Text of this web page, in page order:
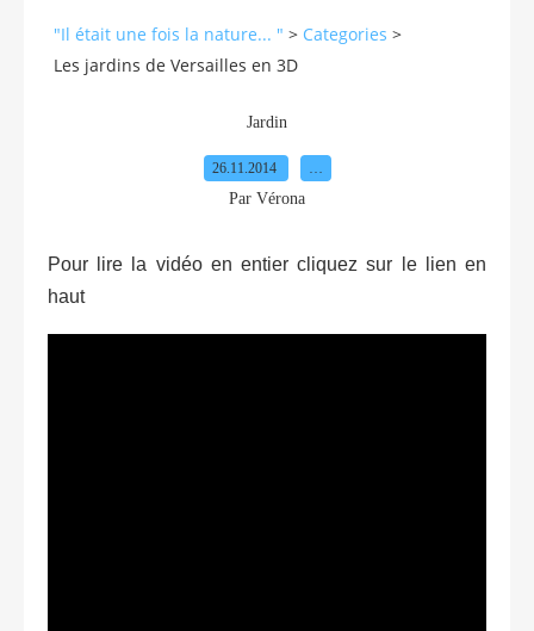
"Il était une fois la nature... " > Categories >
Les jardins de Versailles en 3D
Jardin
26.11.2014
Par Vérona
Pour lire la vidéo en entier cliquez sur le lien en
haut